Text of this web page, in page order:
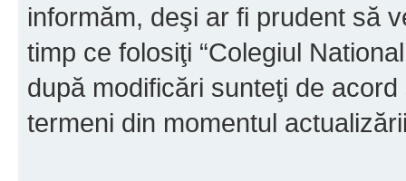
informăm, deşi ar fi prudent să
timp ce folosiţi “Colegiul
după modificări sunteţi de
termeni din momentul